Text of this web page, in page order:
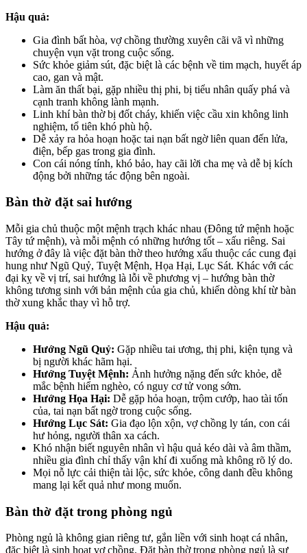
Hậu quả:
Gia đình bất hòa, vợ chồng thường xuyên cãi vã vì những
chuyện vụn vặt trong cuộc sống.
Sức khỏe giảm sút, đặc biệt là các bệnh về tim mạch, huyết áp
cao, gan và mật.
Làm ăn thất bại, gặp nhiều thị phi, bị tiểu nhân quấy phá và
cạnh tranh không lành mạnh.
Linh khí bàn thờ bị đốt cháy, khiến việc cầu xin không linh
nghiệm, tổ tiên khó phù hộ.
Dễ xảy ra hỏa hoạn hoặc tai nạn bất ngờ liên quan đến lửa,
điện, bếp gas trong gia đình.
Con cái nóng tính, khó bảo, hay cãi lời cha mẹ và dễ bị kích
động bởi những tác động bên ngoài.
Bàn thờ đặt sai hướng
Mỗi gia chủ thuộc một mệnh trạch khác nhau (Đông tứ mệnh hoặc
Tây tứ mệnh), và mỗi mệnh có những hướng tốt – xấu riêng. Sai
hướng ở đây là việc đặt bàn thờ theo hướng xấu thuộc các cung đại
hung như Ngũ Quỷ, Tuyệt Mệnh, Họa Hại, Lục Sát. Khác với các
đại kỵ về vị trí, sai hướng là lỗi về phương vị – hướng bàn thờ
không tương sinh với bản mệnh của gia chủ, khiến dòng khí từ bàn
thờ xung khắc thay vì hỗ trợ.
Hậu quả:
Hướng Ngũ Quỷ: Gặp nhiều tai ương, thị phi, kiện tụng và
bị người khác hãm hại.
Hướng Tuyệt Mệnh: Ảnh hưởng nặng đến sức khỏe, dễ
mắc bệnh hiểm nghèo, có nguy cơ tử vong sớm.
Hướng Họa Hại: Dễ gặp hỏa hoạn, trộm cướp, hao tài tốn
của, tai nạn bất ngờ trong cuộc sống.
Hướng Lục Sát: Gia đạo lộn xộn, vợ chồng ly tán, con cái
hư hỏng, người thân xa cách.
Khó nhận biết nguyên nhân vì hậu quả kéo dài và âm thầm,
nhiều gia đình chỉ thấy vận khí đi xuống mà không rõ lý do.
Mọi nỗ lực cải thiện tài lộc, sức khỏe, công danh đều không
mang lại kết quả như mong muốn.
Bàn thờ đặt trong phòng ngủ
Phòng ngủ là không gian riêng tư, gắn liền với sinh hoạt cá nhân,
đặc biệt là sinh hoạt vợ chồng. Đặt bàn thờ trong phòng ngủ là sự